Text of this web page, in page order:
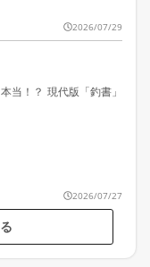
2026/07/29
当！？ 現代版「釣書」
2026/07/27